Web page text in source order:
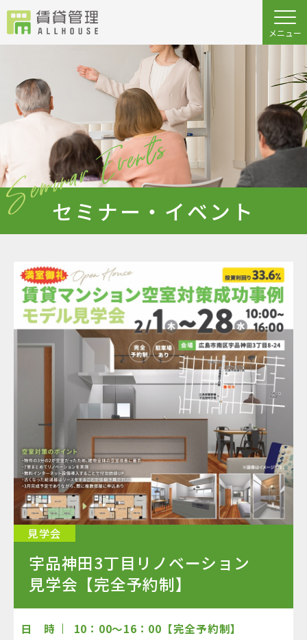
セミナー・イベント
見学会
宇品神田3丁目リノベーション
見学会【完全予約制】
日 時
10：00～16：00【完全予約制】